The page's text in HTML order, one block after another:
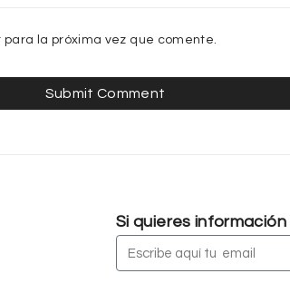
la próxima vez que comente.
Si quieres